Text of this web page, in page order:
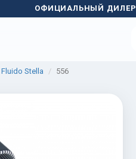
ОФИЦИАЛЬНЫЙ ДИЛЕР
Stella 556